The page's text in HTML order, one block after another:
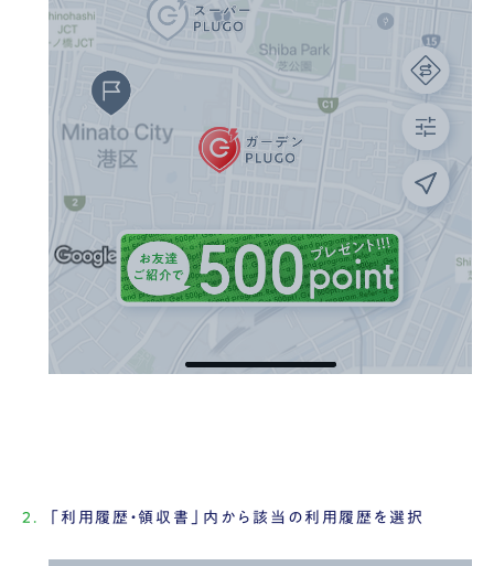
「利用履歴・領収書」内から該当の利用履歴を選択